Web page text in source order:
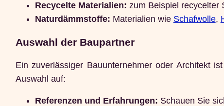
Recycelte Materialien: zum Beispiel recycelter
Naturdämmstoffe: Materialien wie Schafwolle,
Auswahl der Baupartner
Ein zuverlässiger Bauunternehmer oder Architekt
Auswahl auf:
Referenzen und Erfahrungen: Schauen Sie